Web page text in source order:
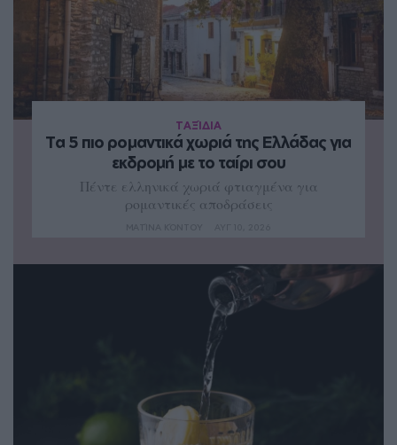
ΤΑΞΊΔΙΑ
Τα 5 πιο ρομαντικά χωριά της Ελλάδας για
εκδρομή με το ταίρι σου
Πέντε ελληνικά χωριά φτιαγμένα για
ρομαντικές αποδράσεις